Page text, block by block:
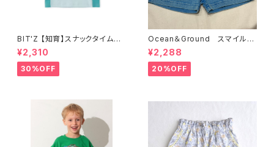
BIT'Z 【知育】スナックタイム仕
掛けTシャツ 接触冷感 B307
046
¥2,310
30%OFF
Ocean＆Ground スマイルマ
ークショーツ 4537301
¥2,288
20%OFF